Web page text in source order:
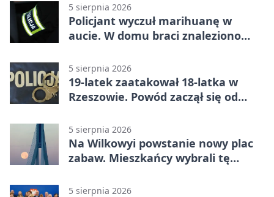
5 sierpnia 2026
Policjant wyczuł marihuanę w
aucie. W domu braci znaleziono
5 sierpnia 2026
19-latek zaatakował 18-latka w
Rzeszowie. Powód zaczął się od
5 sierpnia 2026
Na Wilkowyi powstanie nowy plac
zabaw. Mieszkańcy wybrali tę
5 sierpnia 2026